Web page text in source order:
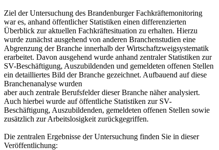
Ziel der Untersuchung des Brandenburger Fachkräftemonitoring
war es, anhand öffentlicher Statistiken einen differenzierten
Überblick zur aktuellen Fachkräftesituation zu erhalten. Hierzu
wurde zunächst ausgehend von anderen Branchenstudien eine
Abgrenzung der Branche innerhalb der Wirtschaftzweigsystematik
erarbeitet. Davon ausgehend wurde anhand zentraler Statistiken zur
SV-Beschäftigung, Auszubildenden und gemeldeten offenen Stellen
ein detailliertes Bild der Branche gezeichnet. Aufbauend auf diese
Branchenanalyse wurden
aber auch zentrale Berufsfelder dieser Branche näher analysiert.
Auch hierbei wurde auf öffentliche Statistiken zur SV-
Beschäftigung, Auszubildenden, gemeldeten offenen Stellen sowie
zusätzlich zur Arbeitslosigkeit zurückgegriffen.
Die zentralen Ergebnisse der Untersuchung finden Sie in dieser
Veröffentlichung: